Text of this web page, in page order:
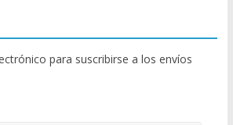
para suscribirse a los envíos